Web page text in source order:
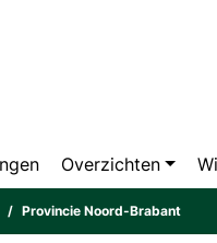
Overzichten
Provincie Noord-Brabant